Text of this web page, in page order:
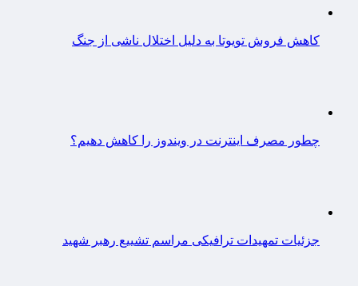
کاهش فروش تویوتا به دلیل اختلال ناشی از جنگ
چطور مصرف اینترنت در ویندوز را کاهش دهیم؟
جزئیات تمهیدات ترافیکی مراسم تشییع رهبر شهید